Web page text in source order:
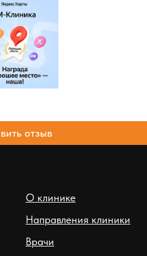
отзыв
О клинике
Направления клиники
Врачи